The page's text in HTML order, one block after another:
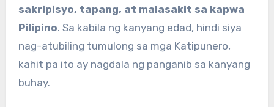
sakripisyo, tapang, at malasakit sa kapwa
Pilipino. Sa kabila ng kanyang edad, hindi siya
nag-atubiling tumulong sa mga Katipunero,
kahit pa ito ay nagdala ng panganib sa kanyang
buhay.